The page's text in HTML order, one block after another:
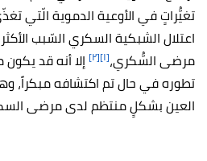
تغيُّراتٍ في الأوعية الدموية الّتي
اعتلال الشبكية السكري السّبب
مرضى السُّكري،[١] [٢]
إلا أنه قد
تطوره في حال تم اكتشافه مبكراً،
العين بشكلٍ منتظم لدى مرضى